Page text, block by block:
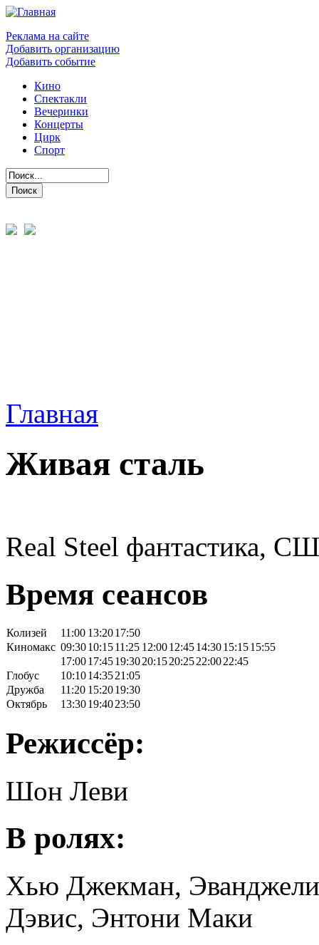
Реклама на сайте
Добавить организацию
Добавить событие
Кино
Спектакли
Вечеринки
Концерты
Цирк
Спорт
Главная
Живая сталь
Real Steel фантастика,
Время сеансов
Колизей 11:00 13:2017:50
Киномакс 09:3010:1511:25 12:0012:4514:3015:1515:55
17:0017:4519:3020:1520:2522:0022:45
Глобус
10:1014:3521:05
Дружба
11:20 15:2019:30
Октябрь
13:3019:4023:50
Режиссёр:
Шон Леви
В ролях:
Хью Джекман,
Дэвис, Энтони Маки